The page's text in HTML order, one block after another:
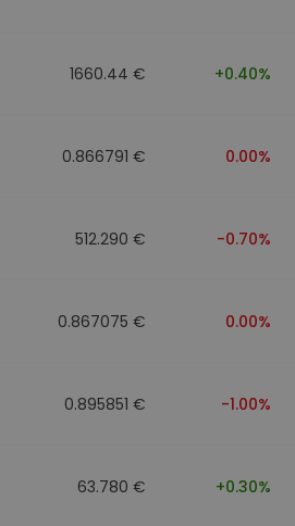
1660.44 € +0.40%
0.866791 € 0.00%
512.290 € -0.70%
0.867075 € 0.00%
0.895851 € -1.00%
63.780 € +0.30%